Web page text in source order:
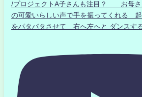
/プロジェクトA子さんも注目？ お母
の可愛いらしい声で手を振ってくれる
をパタパタさせて 右へ左へと ダンスす